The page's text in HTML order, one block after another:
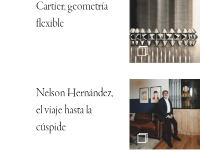
Cartier, geometría
flexible
Nelson Hernández,
el viaje hasta la
cúspide